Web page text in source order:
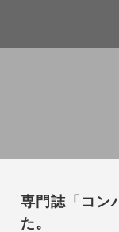
専門誌「コン
た。